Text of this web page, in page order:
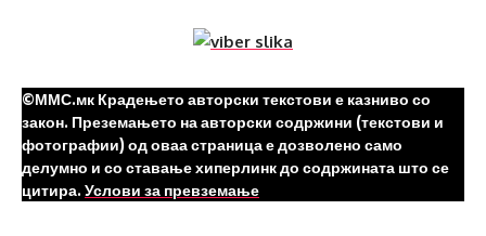
©ММС.мк Крадењето авторски текстови е казниво со
закон. Преземањето на авторски содржини (текстови и
фотографии) од оваа страница е дозволено само
делумно и со ставање хиперлинк до содржината што се
цитира. Услови за превземање